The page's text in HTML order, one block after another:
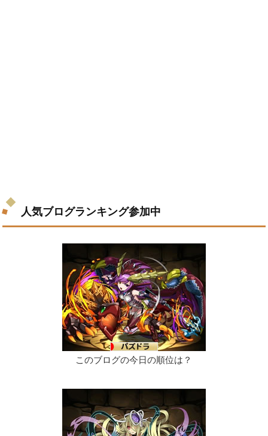
人気ブログランキング参加中
このブログの今日の順位は？